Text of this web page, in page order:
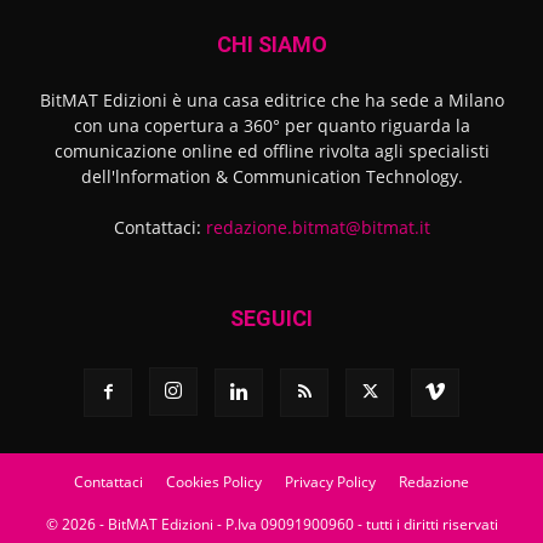
CHI SIAMO
BitMAT Edizioni è una casa editrice che ha sede a Milano
con una copertura a 360° per quanto riguarda la
comunicazione online ed offline rivolta agli specialisti
dell'lnformation & Communication Technology.
Contattaci: redazione.bitmat@bitmat.it
SEGUICI
Contattaci Cookies Policy Privacy Policy Redazione
© 2026 - BitMAT Edizioni - P.Iva 09091900960 - tutti i diritti riservati